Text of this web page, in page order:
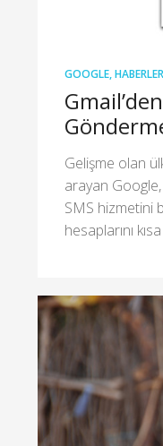
GOOGLE,HABERLER
Gelişme olan
arayan Google,
SMS hizmetini
hesaplarını